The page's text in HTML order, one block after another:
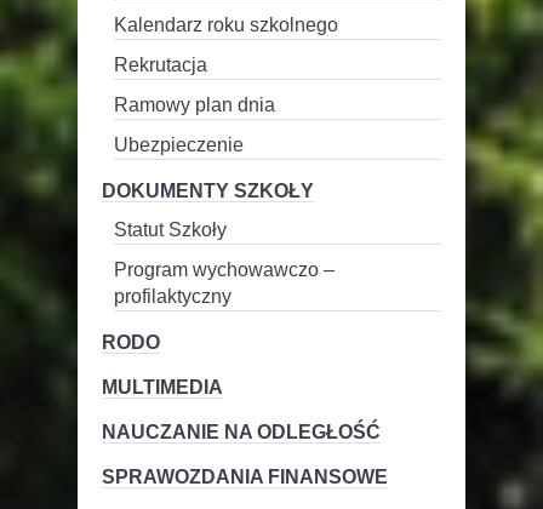
Kalendarz roku szkolnego
Rekrutacja
Ramowy plan dnia
Ubezpieczenie
DOKUMENTY SZKOŁY
Statut Szkoły
Program wychowawczo –
profilaktyczny
RODO
MULTIMEDIA
NAUCZANIE NA ODLEGŁOŚĆ
SPRAWOZDANIA FINANSOWE